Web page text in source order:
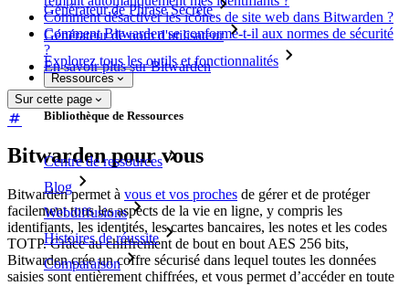
Générateur de Phrase Secrète
Générateur de nom d'utilisateur
Explorez tous les outils et fonctionnalités
Ressources
Bibliothèque de Ressources
Centre de ressources
Blog
Webdiffusions
Histoires de réussite
Comparaison
Comment désactiver les icônes de site web dans Bitwarden ?
Comment Bitwarden se conforme-t-il aux normes de sécurité
?
En savoir plus sur Bitwarden
Sur cette page
Bitwarden pour vous
Bitwarden permet à vous et vos proches de gérer et de protéger
facilement tous les aspects de la vie en ligne, y compris les
identifiants, les identités, les cartes bancaires, les notes et les codes
TOTP. Grâce au chiffrement de bout en bout AES 256 bits,
Bitwarden crée un coffre sécurisé dans lequel toutes les données
saisies sont entièrement chiffrées, et vous permet d’accéder en toute